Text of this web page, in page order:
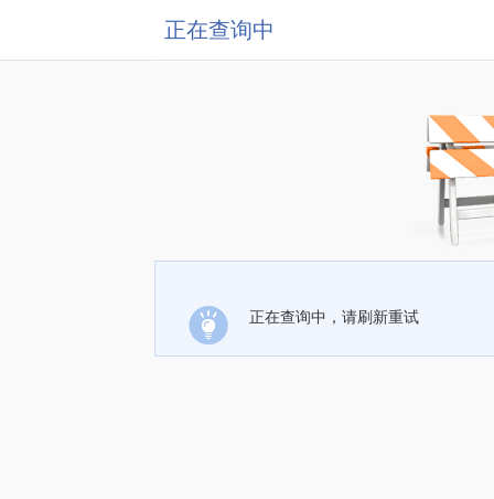
正在查询中
正在查询中，请刷新重试